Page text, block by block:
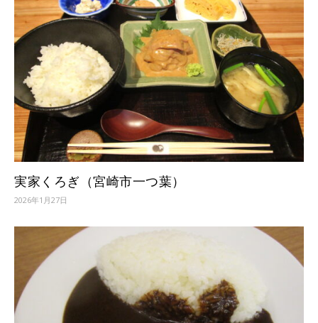
実家くろぎ（宮崎市一つ葉）
2026年1月27日